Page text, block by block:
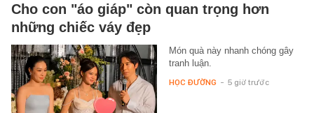
Cho con "áo giáp" còn quan trọng hơn
những chiếc váy đẹp
Món quà này nhanh chóng gây
tranh luận.
HỌC ĐƯỜNG - 5 giờ trước